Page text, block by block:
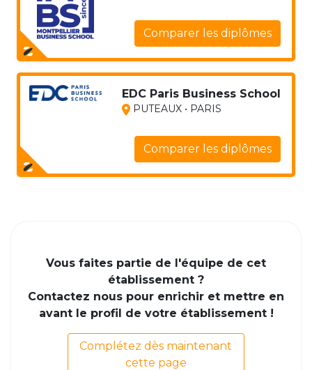
Comparer les diplômes
EDC Paris Business School
PUTEAUX • PARIS
Comparer les diplômes
Vous faites partie de l'équipe de cet
établissement ?
Contactez nous pour enrichir et mettre en
avant le profil de votre établissement !
Complétez dès maintenant
cette page